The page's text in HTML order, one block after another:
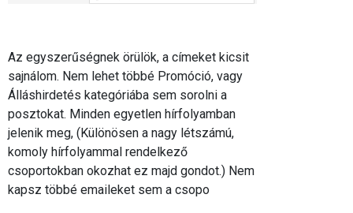
Az egyszerűségnek örülök, a címeket kicsit
sajnálom. Nem lehet többé Promóció, vagy
Álláshirdetés kategóriába sem sorolni a
posztokat. Minden egyetlen hírfolyamban
jelenik meg, (Különösen a nagy létszámú,
komoly hírfolyammal rendelkező
csoportokban okozhat ez majd gondot.) Nem
kapsz többé emaileket sem a csopo